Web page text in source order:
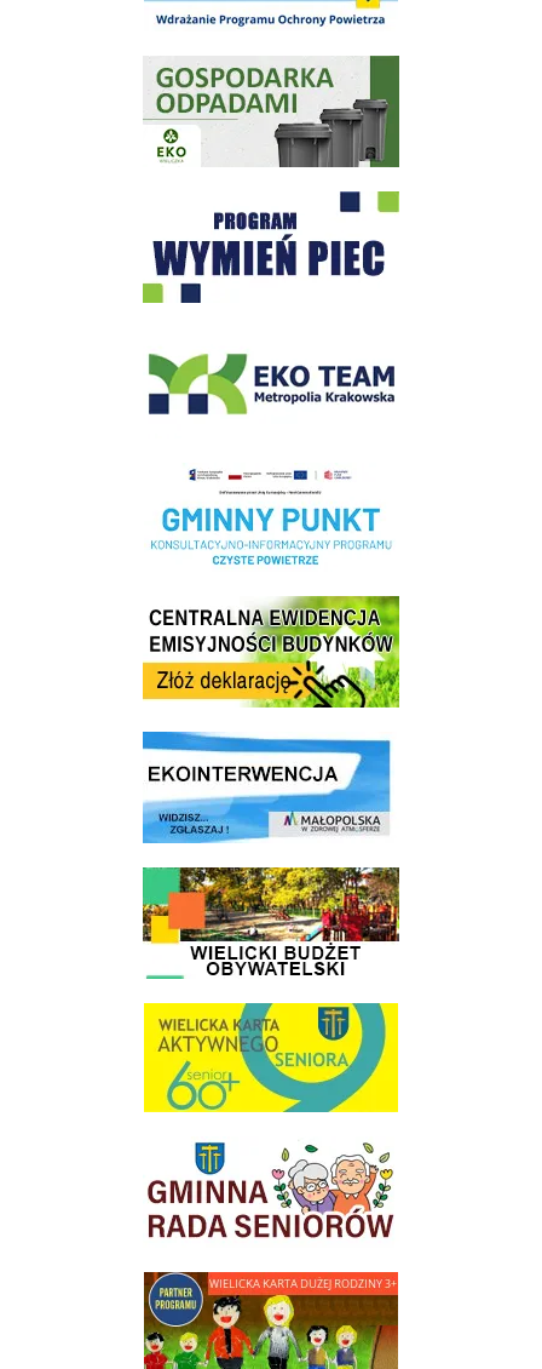
Gospodarka odpadami na terenie Miasta i Gminy Wieliczka
Program "Czyste Powietrze" - Wieliczka
Realizacja Programu Czyste Powietrze w Gminie Wieliczka
Centrala Ewidencja Emisyjności Budynków - złóż deklarację
link do strony ekointerwencja dot.- powietrza
link do strony - Wielicki Budżet Obywatelski
link do strony Wielicka Karta Aktywnego Seniora
link do strony Gminnej Rady Seniorow - Wieliczka
link do strony - Wielicka Karta Dużej Rodziny